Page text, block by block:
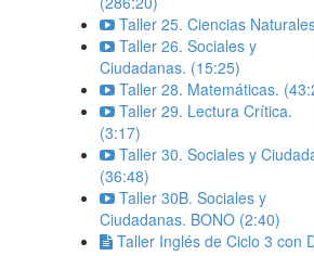
Taller 25. Ciencias
Taller 26. Sociales y
Ciudadanas. (15:25)
Taller 28. Matemáticas.
Taller 29. Lectura Crítica.
(3:17)
Taller 30. Sociales y
(36:48)
Taller 30B. Sociales y
Ciudadanas. BONO (2:40)
Taller Inglés de Ciclo 3 con